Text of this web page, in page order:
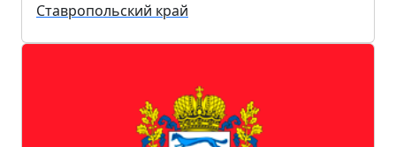
Ставропольский край